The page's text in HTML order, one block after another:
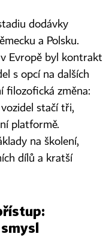
dodávky
a Polsku.
Evropě byl kontrakt
s opcí na dalších
filozofická změna:
stačí tři,
platformě.
na školení,
dílů a kratší